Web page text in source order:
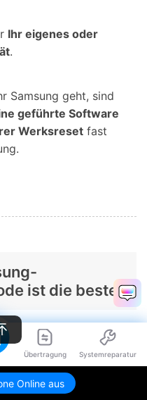
Übertragung Systemreparatur
Online aus
Ihr eigenes oder
.
Samsung geht, sind
geführte Software
Werksreset fast
ist die beste?
Muster oder Ihre PIN
densichersten und
Für viele Nutzer sind
(Android)
Samsung